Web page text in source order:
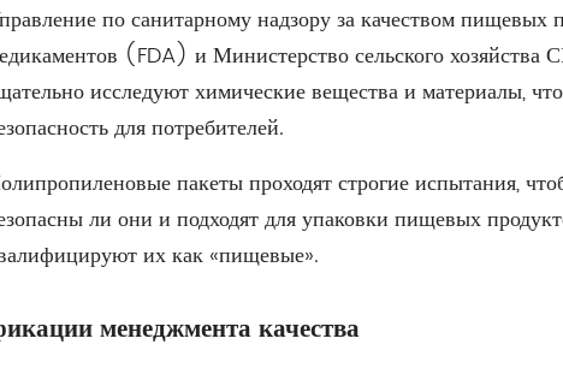
по санитарному надзору за качеством пищевых
(FDA) и Министерство сельского
исследуют химические вещества и материалы,
для потребителей.
пакеты проходят строгие испытания,
ли они и подходят для упаковки пищевых
их как «пищевые».
менеджмента качества